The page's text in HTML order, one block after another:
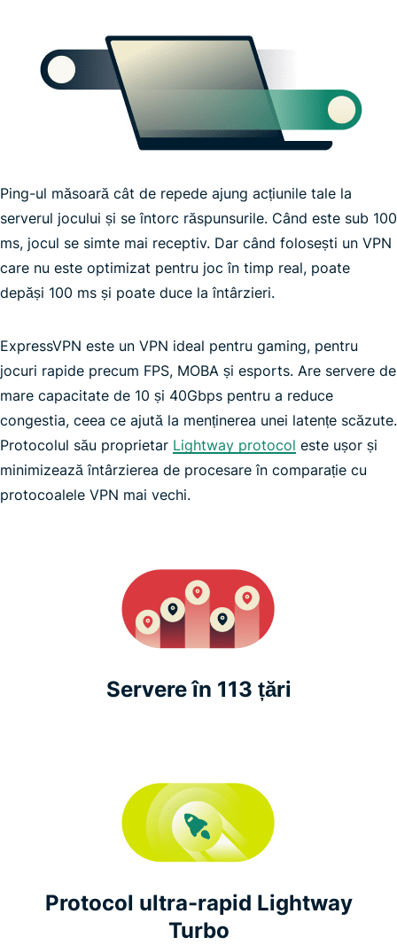
Ping-ul măsoară cât de repede ajung acțiunile tale la
serverul jocului și se întorc răspunsurile. Când este sub 100
ms, jocul se simte mai receptiv. Dar când folosești un VPN
care nu este optimizat pentru joc în timp real, poate
depăși 100 ms și poate duce la întârzieri.
ExpressVPN este un VPN ideal pentru gaming, pentru
jocuri rapide precum FPS, MOBA și esports. Are servere de
mare capacitate de 10 și 40Gbps pentru a reduce
congestia, ceea ce ajută la menținerea unei latențe scăzute.
Protocolul său proprietar Lightway protocol este ușor și
minimizează întârzierea de procesare în comparație cu
protocoalele VPN mai vechi.
VPN rapid
Pokémon GO
Servere în 113 țări
Protocol ultra-rapid Lightway
Turbo